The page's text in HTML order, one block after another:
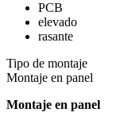
PCB
elevado
rasante
Tipo de montaje
Montaje en panel
Montaje en panel